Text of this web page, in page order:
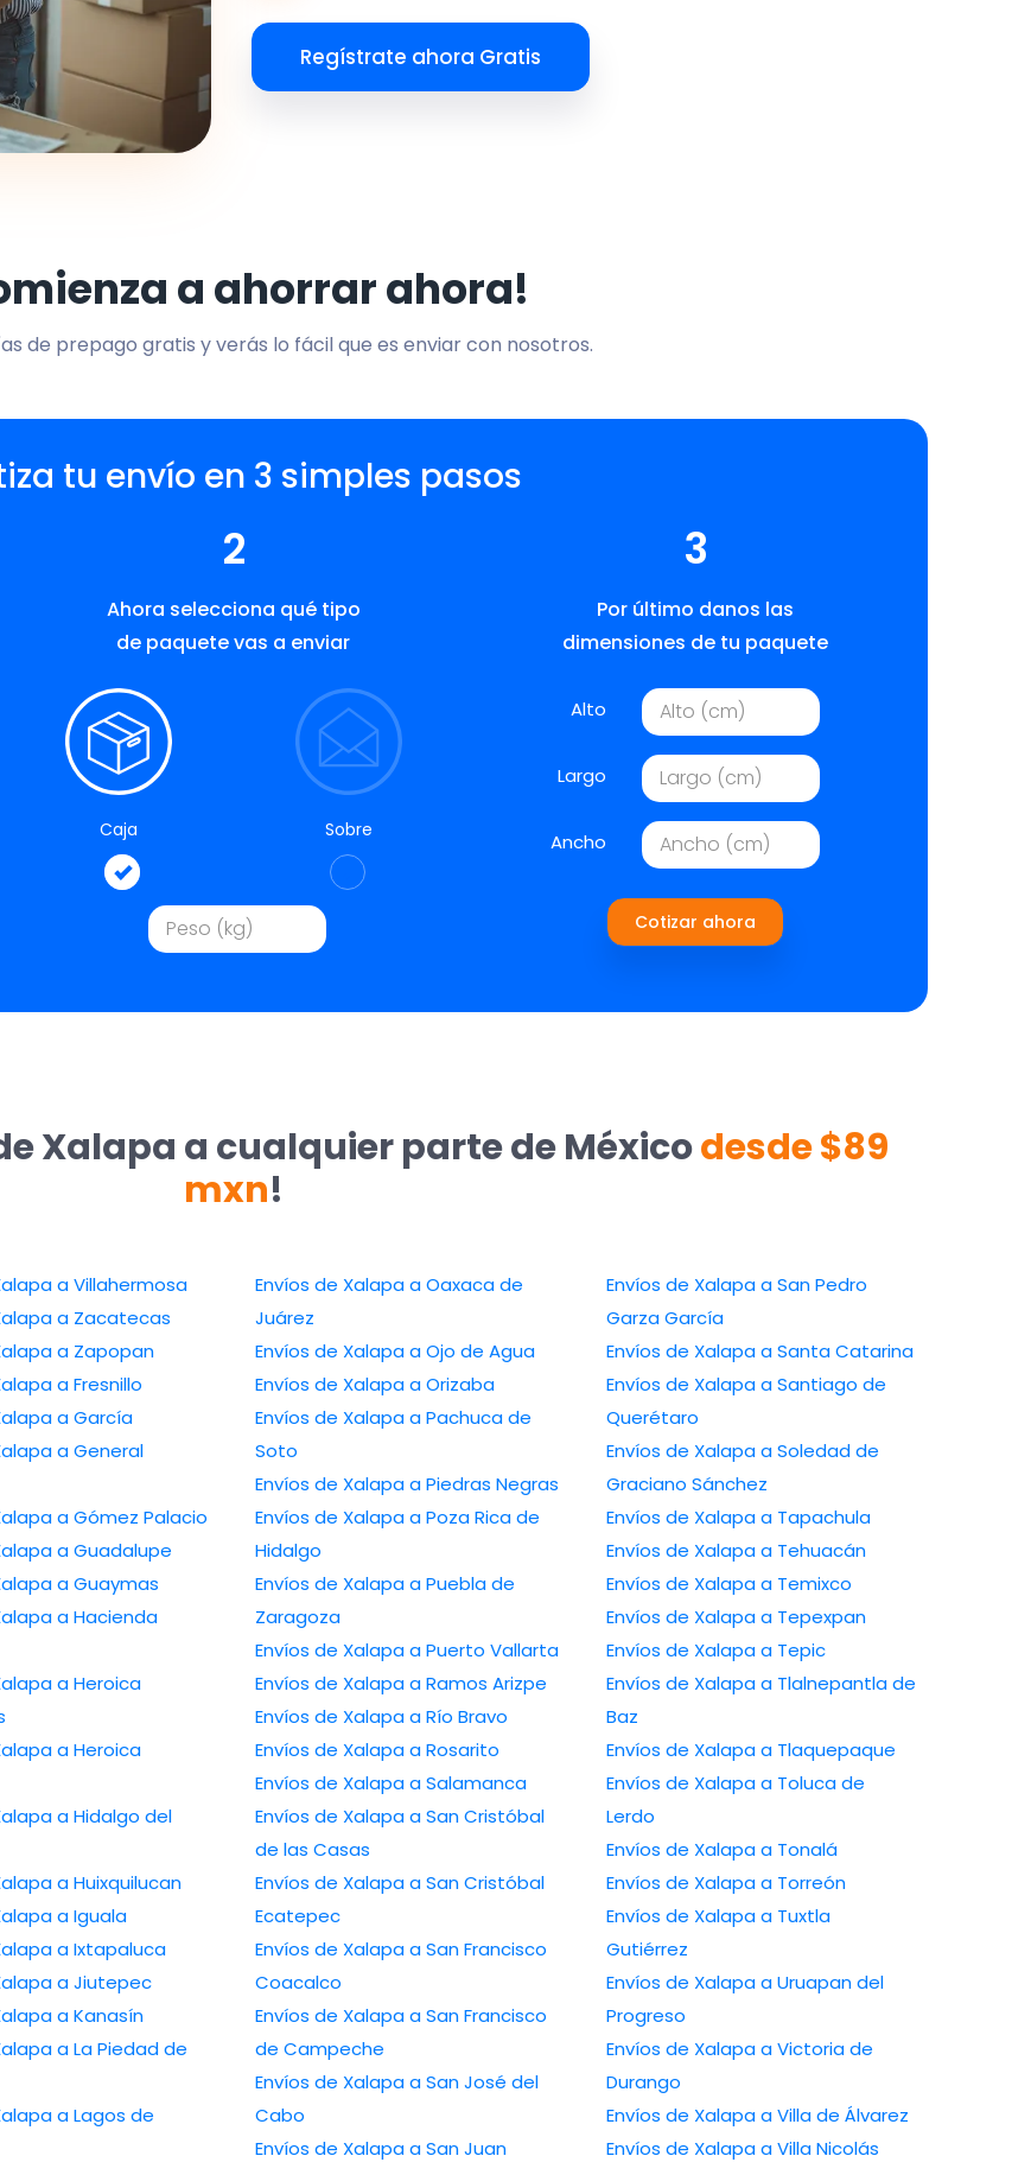
Regístrate ahora Gratis
a ahorrar ahora!
de prepago gratis y verás lo fácil que es enviar con nosotros.
tu envío en 3 simples pasos
2
Ahora selecciona qué tipo
de paquete vas a enviar
Caja Sobre
3
Por último danos las
dimensiones de tu paquete
Alto
Largo
Ancho
Cotizar ahora
Xalapa a cualquier parte de Méxicodesde $89
mxn!
Envíos de Xalapa a Villahermosa
Envíos de Xalapa a Zacatecas
Envíos de Xalapa a Zapopan
Envíos de Xalapa a Fresnillo
Envíos de Xalapa a García
General
Envíos de Xalapa a Gómez Palacio
Envíos de Xalapa a Guadalupe
Envíos de Xalapa a Guaymas
Hacienda
Heroica
Heroica
del
Envíos de Xalapa a Huixquilucan
Envíos de Xalapa a Iguala
Envíos de Xalapa a Ixtapaluca
Envíos de Xalapa a Jiutepec
Envíos de Xalapa a Kanasín
Piedad de
Lagos de
Envíos de Xalapa a Oaxaca de
Juárez
Envíos de Xalapa a Ojo de Agua
Envíos de Xalapa a Orizaba
Envíos de Xalapa a Pachuca de
Soto
Envíos de Xalapa a Piedras Negras
Envíos de Xalapa a Poza Rica de
Hidalgo
Envíos de Xalapa a Puebla de
Zaragoza
Envíos de Xalapa a Puerto Vallarta
Envíos de Xalapa a Ramos Arizpe
Envíos de Xalapa a Río Bravo
Envíos de Xalapa a Rosarito
Envíos de Xalapa a Salamanca
Envíos de Xalapa a San Cristóbal
de las Casas
Envíos de Xalapa a San Cristóbal
Ecatepec
Envíos de Xalapa a San Francisco
Coacalco
Envíos de Xalapa a San Francisco
de Campeche
Envíos de Xalapa a San José del
Cabo
Envíos de Xalapa a San Juan
Envíos de Xalapa a San Pedro
Garza García
Envíos de Xalapa a Santa Catarina
Envíos de Xalapa a Santiago de
Querétaro
Envíos de Xalapa a Soledad de
Graciano Sánchez
Envíos de Xalapa a Tapachula
Envíos de Xalapa a Tehuacán
Envíos de Xalapa a Temixco
Envíos de Xalapa a Tepexpan
Envíos de Xalapa a Tepic
Envíos de Xalapa a Tlalnepantla de
Baz
Envíos de Xalapa a Tlaquepaque
Envíos de Xalapa a Toluca de
Lerdo
Envíos de Xalapa a Tonalá
Envíos de Xalapa a Torreón
Envíos de Xalapa a Tuxtla
Gutiérrez
Envíos de Xalapa a Uruapan del
Progreso
Envíos de Xalapa a Victoria de
Durango
Envíos de Xalapa a Villa de Álvarez
Envíos de Xalapa a Villa Nicolás